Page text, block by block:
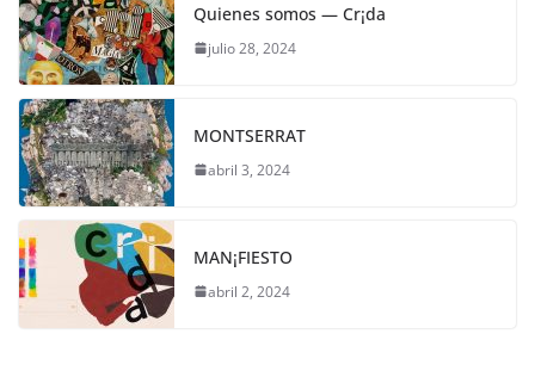
Quienes somos — Cr¡da
julio 28, 2024
MONTSERRAT
abril 3, 2024
MAN¡FIESTO
abril 2, 2024